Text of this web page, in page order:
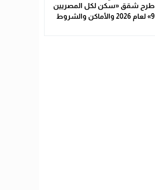
طرح شقق «سكن لكل المصريين
9» لعام 2026 والأماكن والشروط